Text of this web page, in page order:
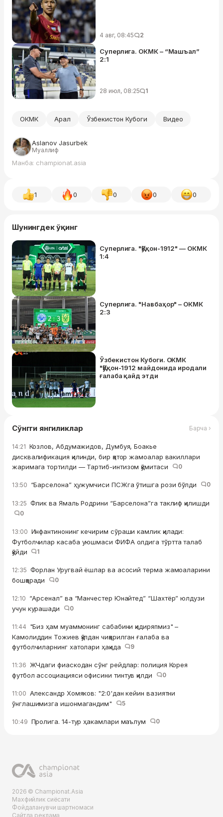
4 авг, 08:45 2
Суперлига. ОКМК – “Машъал”
2:1
28 июл, 08:25 1
ОКМК Арал Ўзбекистон Кубоги Видео
Aslanov Jasurbek
Муаллиф
Манба: championat.asia
1 0 0 0 0
Шунингдек ўқинг
Суперлига. "Қўқон-1912" — ОКМК
1:4
Суперлига. "Навбаҳор" – ОКМК
2:3
Ўзбекистон Кубоги. ОКМК
"Қўқон-1912 майдонида иродали
ғалаба қайд этди
Сўнгги янгиликлар Барча ›
14:21 Козлов, Абдумажидов, Думбуя, Боакье
дисквалификация қилинди, бир қатор жамоалар вакиллари
жаримага тортилди — Тартиб-интизом қўмитаси
0
13:50 “Барселона” ҳужумчиси ПСЖга ўтишга рози бўлди 0
13:25 Флик ва Ямаль Родрини “Барселона”га таклиф қилишди
0
13:00 Инфантинонинг кечирим сўраши камлик қилади:
Футболчилар касаба уюшмаси ФИФА олдига тўртта талаб
қўйди
1
12:35 Форлан Уругвай ёшлар ва асосий терма жамоаларини
бошқаради
0
12:10 “Арсенал” ва “Манчестер Юнайтед” “Шахтёр” юлдузи
учун курашади
0
11:44 "Биз ҳам муаммонинг сабабини қидиряпмиз" –
Камолиддин Тожиев қўлдан чиқарилган ғалаба ва
футболчиларнинг хатолари ҳақида
9
11:36 ЖЧдаги фиаскодан сўнг рейдлар: полиция Корея
футбол ассоциацияси офисини тинтув қилди
0
11:00 Александр Хомяков: "2:0'дан кейин вазиятни
ўнглашимизга ишонмагандим"
5
10:49 Пролига. 14-тур ҳакамлари маълум 0
2026 © Championat.Asia
Махфийлик сиёсати
Фойдаланувчи шартномаси
Сайтда реклама